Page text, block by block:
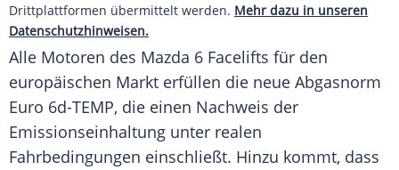
Drittplattformen übermittelt werden. Mehr dazu in unseren
Datenschutzhinweisen.
Alle Motoren des Mazda 6 Facelifts für den
europäischen Markt erfüllen die neue Abgasnorm
Euro 6d-TEMP, die einen Nachweis der
Emissionseinhaltung unter realen
Fahrbedingungen einschließt. Hinzu kommt, dass